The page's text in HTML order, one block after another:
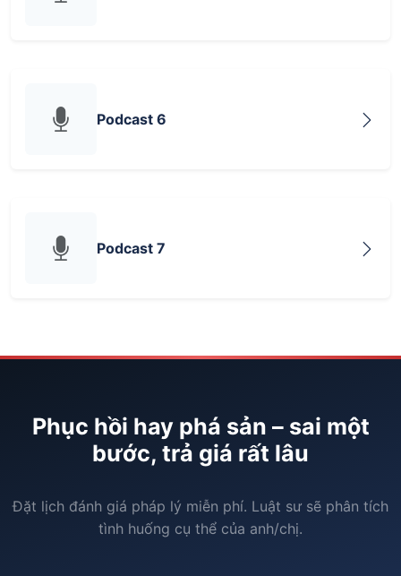
Podcast 6
Podcast 7
Phục hồi hay phá sản – sai một
bước, trả giá rất lâu
Đặt lịch đánh giá pháp lý miễn phí. Luật sư sẽ phân tích
tình huống cụ thể của anh/chị.